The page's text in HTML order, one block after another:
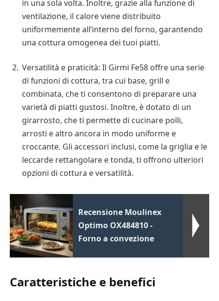
in una sola volta. Inoltre, grazie alla funzione di
ventilazione, il calore viene distribuito
uniformemente all’interno del forno, garantendo
una cottura omogenea dei tuoi piatti.
Versatilità e praticità: Il Girmi Fe58 offre una serie
di funzioni di cottura, tra cui base, grill e
combinata, che ti consentono di preparare una
varietà di piatti gustosi. Inoltre, è dotato di un
girarrosto, che ti permette di cucinare polli,
arrosti e altro ancora in modo uniforme e
croccante. Gli accessori inclusi, come la griglia e le
leccarde rettangolare e tonda, ti offrono ulteriori
opzioni di cottura e versatilità.
Recensione Moulinex
Optimo OX484810 -
Forno a convezione
Caratteristiche e benefici